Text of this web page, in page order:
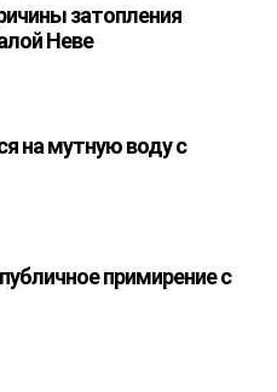
затопления
Неве
на мутную воду с
примирение с